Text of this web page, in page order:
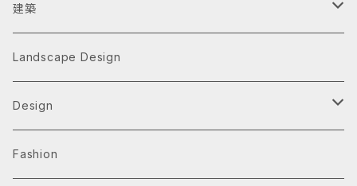
建築
Architecture Monographs
Alvar Aalto
Arne Jacobsen
History & Reference
Av Monographs
Landscape Design
Design
Graphic
Fashion